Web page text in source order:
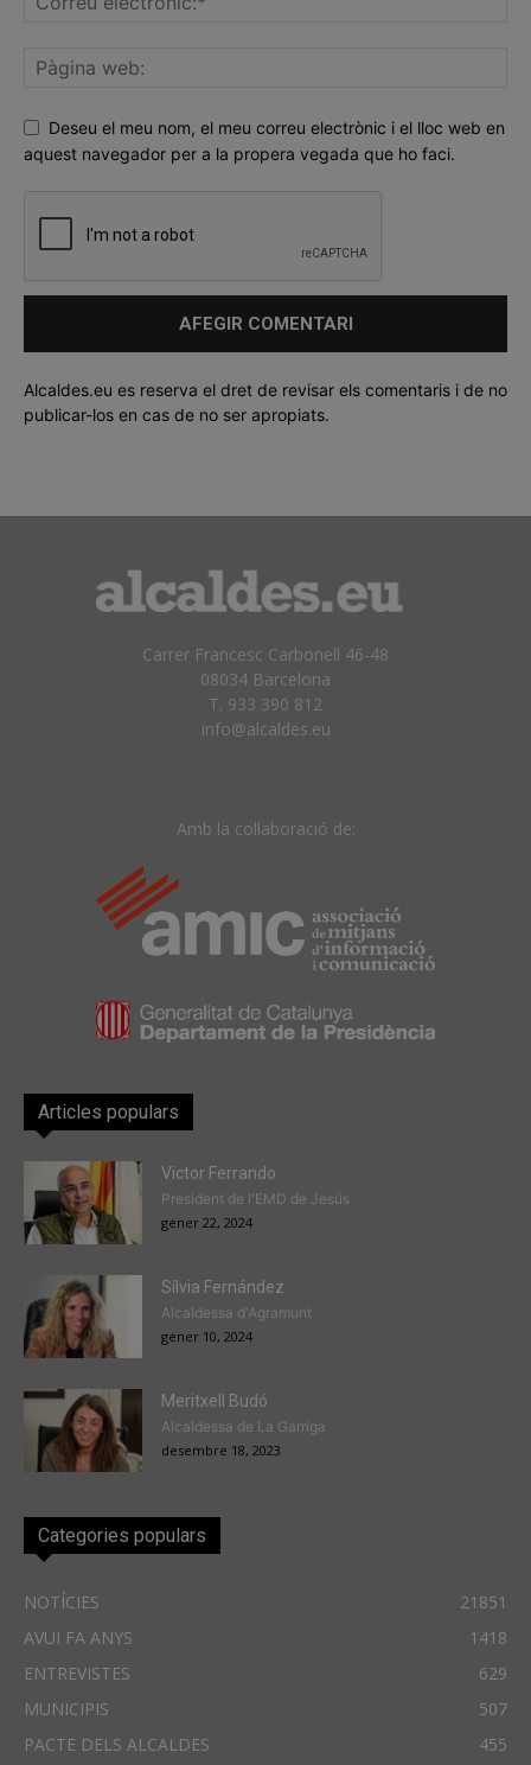
Deseu el meu nom, el meu correu electrònic i el lloc web en
aquest navegador per a la propera vegada que ho faci.
Alcaldes.eu es reserva el dret de revisar els comentaris i de no
publicar-los en cas de no ser apropiats.
Carrer Francesc Carbonell 46-48
08034 Barcelona
T. 933 390 812
info@alcaldes.eu
Amb la col·laboració de:
Articles populars
Victor Ferrando
President de l'EMD de Jesús
gener 22, 2024
Sílvia Fernández
Alcaldessa d'Agramunt
gener 10, 2024
Meritxell Budó
Alcaldessa de La Garriga
desembre 18, 2023
Categories populars
NOTÍCIES
21851
AVUI FA ANYS
1418
ENTREVISTES
629
MUNICIPIS
507
PACTE DELS ALCALDES
455